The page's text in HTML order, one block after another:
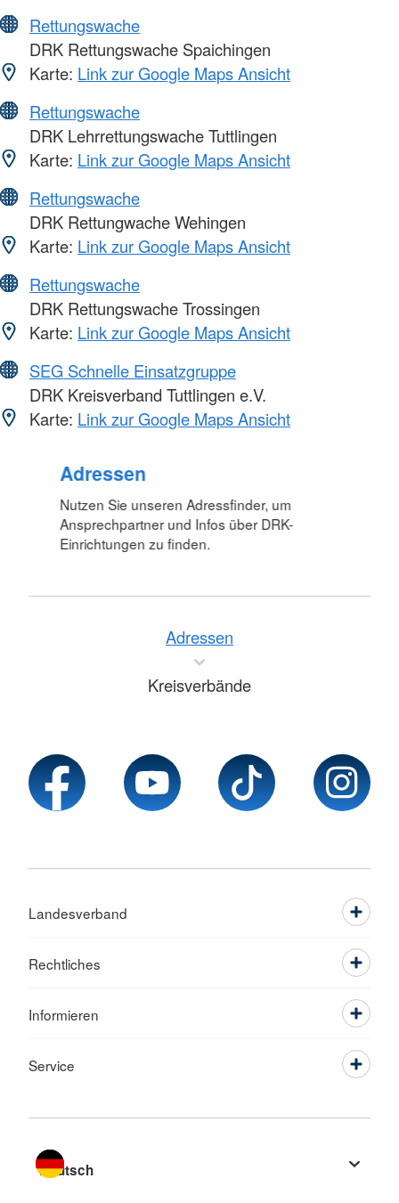
Rettungswache
DRK Rettungswache Spaichingen
Karte: Link zur Google Maps Ansicht
Rettungswache
DRK Lehrrettungswache Tuttlingen
Karte: Link zur Google Maps Ansicht
Rettungswache
DRK Rettungwache Wehingen
Karte: Link zur Google Maps Ansicht
Rettungswache
DRK Rettungswache Trossingen
Karte: Link zur Google Maps Ansicht
SEG Schnelle Einsatzgruppe
DRK Kreisverband Tuttlingen e.V.
Karte: Link zur Google Maps Ansicht
Adressen
Nutzen Sie unseren Adressfinder, um
Ansprechpartner und Infos über DRK-
Einrichtungen zu finden.
Adressen
Kreisverbände
Landesverband
Rechtliches
Informieren
Service
Sprache wechseln zu